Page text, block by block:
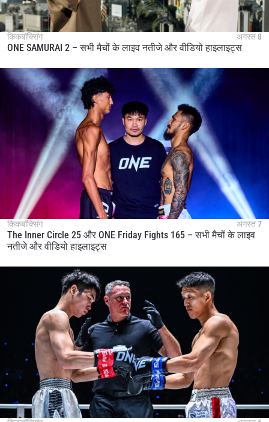
किकबॉक्सिंग अगस्त 8
ONE SAMURAI 2 – सभी मैचों के लाइव नतीजे और वीडियो हाइलाइट्स
किकबॉक्सिंग अगस्त 7
The Inner Circle 25 और ONE Friday Fights 165 – सभी मैचों के लाइव
नतीजे और वीडियो हाइलाइट्स